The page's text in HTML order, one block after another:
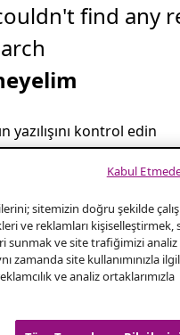
find any
yazılışını kontrol edin
for the
sitemizin doğru şekilde
ve reklamları kişiselleştirmek,
sunmak ve site trafiğimizi
zamanda site kullanımınızla
ve analiz ortaklarımızla
Kabul